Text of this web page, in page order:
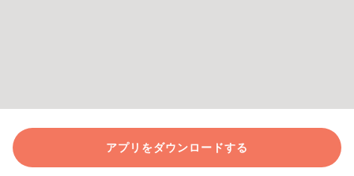
アプリをダウンロードする